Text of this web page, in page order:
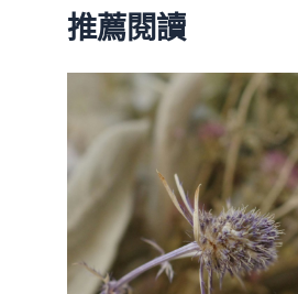
推薦閱讀